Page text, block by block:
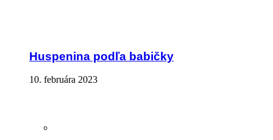
Huspenina podľa babičky
10. februára 2023